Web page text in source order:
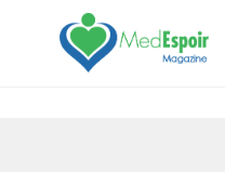
[maxbutton name="devis express"]